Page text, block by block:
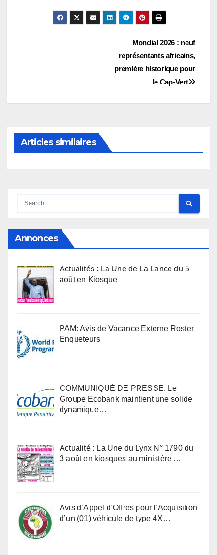
Mondial 2026 : neuf
représentants africains,
première historique pour
le Cap-Vert
Articles similaires
Annonces
Actualités : La Une de La Lance du 5
août en Kiosque
PAM: Avis de Vacance Externe Roster
Enqueteurs
COMMUNIQUÉ DE PRESSE: Le
Groupe Ecobank maintient une solide
dynamique…
Actualité : La Une du Lynx N° 1790 du
3 août en kiosques au ministère …
Avis d’Appel d’Offres pour l’Acquisition
d’un (01) véhicule de type 4X…